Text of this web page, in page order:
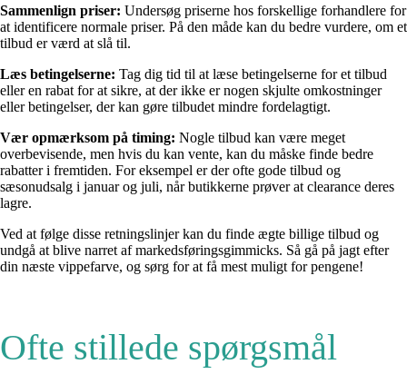
Sammenlign priser: Undersøg priserne hos forskellige forhandlere for
at identificere normale priser. På den måde kan du bedre vurdere, om et
tilbud er værd at slå til.
Læs betingelserne: Tag dig tid til at læse betingelserne for et tilbud
eller en rabat for at sikre, at der ikke er nogen skjulte omkostninger
eller betingelser, der kan gøre tilbudet mindre fordelagtigt.
Vær opmærksom på timing: Nogle tilbud kan være meget
overbevisende, men hvis du kan vente, kan du måske finde bedre
rabatter i fremtiden. For eksempel er der ofte gode tilbud og
sæsonudsalg i januar og juli, når butikkerne prøver at clearance deres
lagre.
Ved at følge disse retningslinjer kan du finde ægte billige tilbud og
undgå at blive narret af markedsføringsgimmicks. Så gå på jagt efter
din næste vippefarve, og sørg for at få mest muligt for pengene!
Ofte stillede spørgsmål